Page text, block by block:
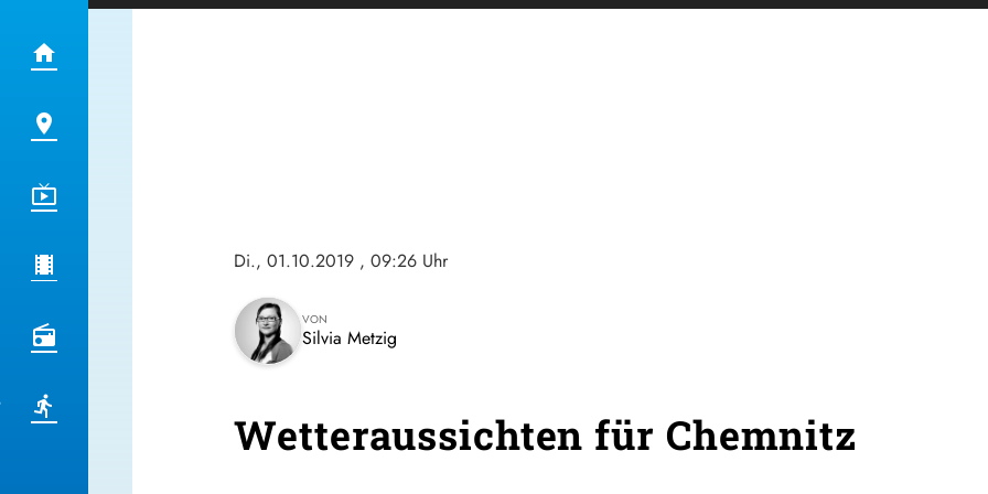
Di., 01.10.2019 , 09:26 Uhr
VON
Silvia Metzig
Wetteraussichten für Chemnitz